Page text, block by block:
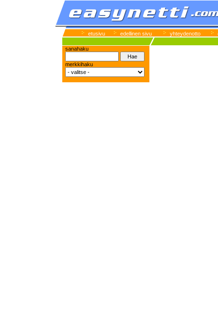
etusivu edellinen sivu yhteydenotto
sanahaku
merkkihaku